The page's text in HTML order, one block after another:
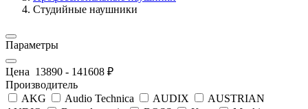
Студийные наушники
Параметры
Цена 13890 - 141608 ₽
Производитель
AKG
Audio Technica AUDIX
AUSTRIAN